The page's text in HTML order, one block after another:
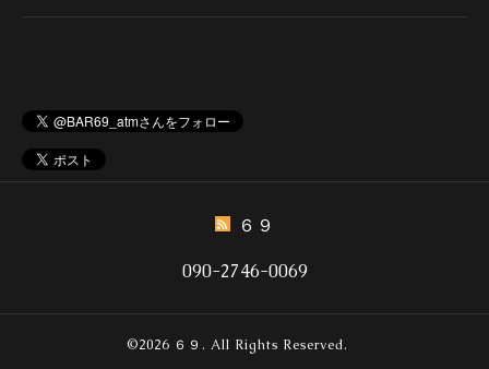
６９
090-2746-0069
©2026 ６９ . All Rights Reserved.